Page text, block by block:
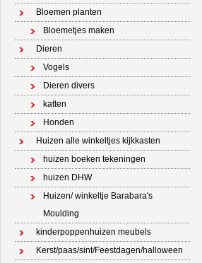
Bloemen planten
Bloemetjes maken
Dieren
Vogels
Dieren divers
katten
Honden
Huizen alle winkeltjes kijkkasten
huizen boeken tekeningen
huizen DHW
Huizen/ winkeltje Barabara's
Moulding
kinderpoppenhuizen meubels
Kerst/paas/sint/Feestdagen/halloween